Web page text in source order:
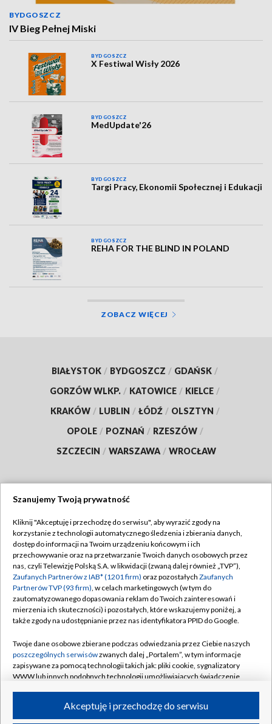
BYDGOSZCZ
IV Bieg Pełnej Miski
BYDGOSZCZ
X Festiwal Wisły 2026
BYDGOSZCZ
MedUpdate'26
BYDGOSZCZ
Targi Pracy, Ekonomii Społecznej i Edukacji
BYDGOSZCZ
REHA FOR THE BLIND IN POLAND
ZOBACZ WIĘCEJ
BIAŁYSTOK / BYDGOSZCZ / GDAŃSK /
GORZÓW WLKP. / KATOWICE / KIELCE /
KRAKÓW / LUBLIN / ŁÓDŹ / OLSZTYN /
OPOLE / POZNAŃ / RZESZÓW /
SZCZECIN / WARSZAWA / WROCŁAW
TVP
Abonament TVP
Emisja w TVP
Centrum informacji TVP
Naziemna Telewizja Cyfrowa
Rada Programowa
System NOS
Informacje o nadawcy
Program dla prasy
Regulamin TVP
Polityka prywatności
Moje zgody
Pomoc
Kontakt
Kanały
Szanujemy Twoją prywatność
Kliknij "Akceptuję i przechodzę do serwisu", aby wyrazić zgody na
korzystanie z technologii automatycznego śledzenia i zbierania danych,
dostęp do informacji na Twoim urządzeniu końcowym i ich
przechowywanie oraz na przetwarzanie Twoich danych osobowych przez
nas, czyli Telewizję Polską S.A. w likwidacji (zwaną dalej również „TVP”),
Zaufanych Partnerów z IAB* (1201 firm) oraz pozostałych Zaufanych
Partnerów TVP (93 firm), w celach marketingowych (w tym do
zautomatyzowanego dopasowania reklam do Twoich zainteresowań i
mierzenia ich skuteczności) i pozostałych, które wskazujemy poniżej, a
także zgody na udostępnianie przez nas identyfikatora PPID do Google.
Twoje dane osobowe zbierane podczas odwiedzania przez Ciebie naszych
poszczególnych serwisówzwanych dalej „Portalem”, w tym informacje
zapisywane za pomocą technologii takich jak: pliki cookie, sygnalizatory
WWW lub innych podobnych technologii umożliwiających świadczenie
ruchu w Internecie.Akceptuję i przechodzę do serwisu